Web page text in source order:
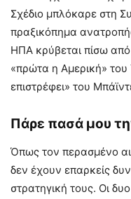
Σχέδιο μπλόκαρε στη
πραξικόπημα
ΗΠΑ κρύβεται πίσω από
«πρώτα η Αμερική»
επιστρέφει» του
Πάρε πασά μου
Όπως τον περασμένο
δεν έχουν επαρκείς
στρατηγική τους. Οι